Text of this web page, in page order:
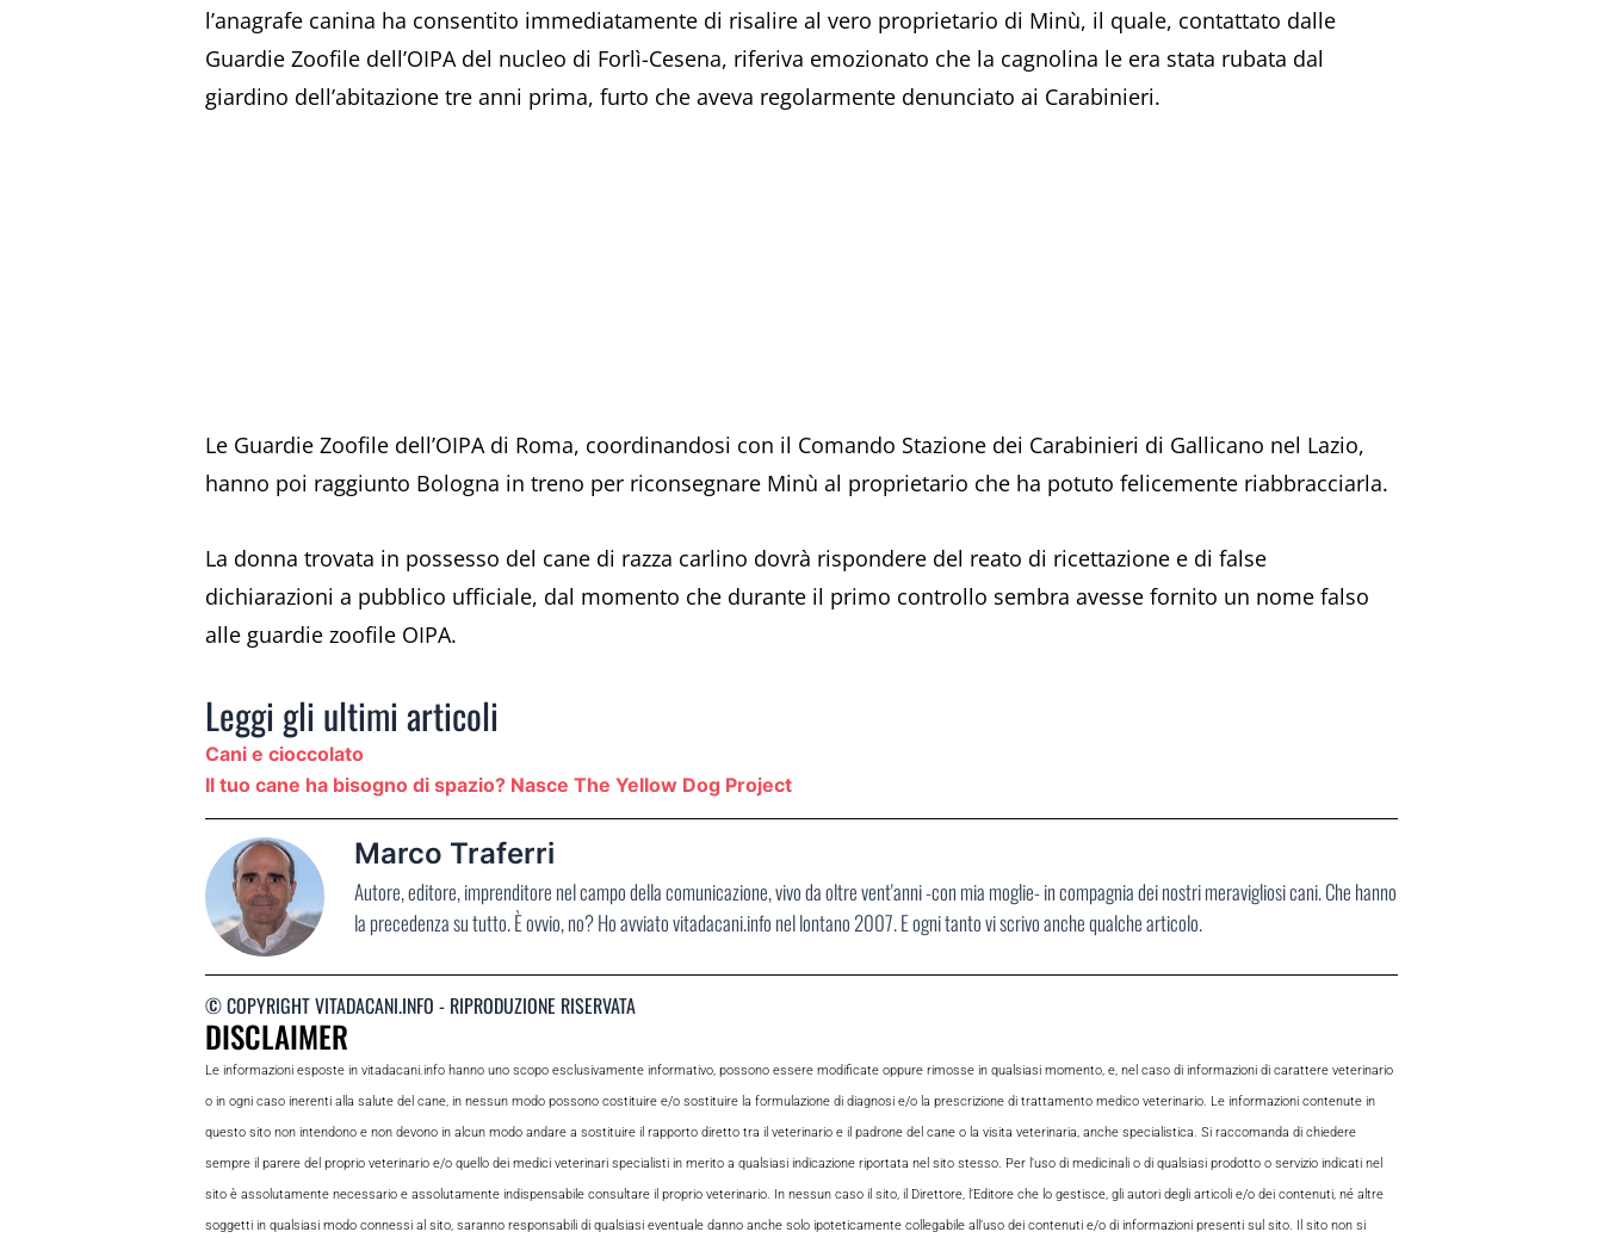
l’anagrafe canina ha consentito immediatamente di risalire al vero proprietario di Minù, il quale, contattato dalle
Guardie Zoofile dell’OIPA del nucleo di Forlì-Cesena, riferiva emozionato che la cagnolina le era stata rubata dal
giardino dell’abitazione tre anni prima, furto che aveva regolarmente denunciato ai Carabinieri.
Le Guardie Zoofile dell’OIPA di Roma, coordinandosi con il Comando Stazione dei Carabinieri di Gallicano nel Lazio,
hanno poi raggiunto Bologna in treno per riconsegnare Minù al proprietario che ha potuto felicemente riabbracciarla.
La donna trovata in possesso del cane di razza carlino dovrà rispondere del reato di ricettazione e di false
dichiarazioni a pubblico ufficiale, dal momento che durante il primo controllo sembra avesse fornito un nome falso
alle guardie zoofile OIPA.
Leggi gli ultimi articoli
Cani e cioccolato
Il tuo cane ha bisogno di spazio? Nasce The Yellow Dog Project
Marco Traferri
Autore, editore, imprenditore nel campo della comunicazione, vivo da oltre vent'anni -con mia moglie- in compagnia dei nostri meravigliosi cani. Che hanno
la precedenza su tutto. È ovvio, no? Ho avviato vitadacani.info nel lontano 2007. E ogni tanto vi scrivo anche qualche articolo.
© COPYRIGHT VITADACANI.INFO - RIPRODUZIONE RISERVATA
DISCLAIMER
Le informazioni esposte in vitadacani.info hanno uno scopo esclusivamente informativo, possono essere modificate oppure rimosse in qualsiasi momento, e, nel caso di informazioni di carattere veterinario
o in ogni caso inerenti alla salute del cane, in nessun modo possono costituire e/o sostituire la formulazione di diagnosi e/o la prescrizione di trattamento medico veterinario. Le informazioni contenute in
questo sito non intendono e non devono in alcun modo andare a sostituire il rapporto diretto tra il veterinario e il padrone del cane o la visita veterinaria, anche specialistica. Si raccomanda di chiedere
sempre il parere del proprio veterinario e/o quello dei medici veterinari specialisti in merito a qualsiasi indicazione riportata nel sito stesso. Per l’uso di medicinali o di qualsiasi prodotto o servizio indicati nel
sito è assolutamente necessario e assolutamente indispensabile consultare il proprio veterinario. In nessun caso il sito, il Direttore, l’Editore che lo gestisce, gli autori degli articoli e/o dei contenuti, né altre
soggetti in qualsiasi modo connessi al sito, saranno responsabili di qualsiasi eventuale danno anche solo ipoteticamente collegabile all’uso dei contenuti e/o di informazioni presenti sul sito. Il sito non si